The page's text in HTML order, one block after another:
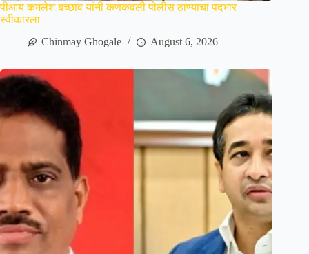
पीआय कमलेश बच्छाव यांनी कणकवली पोलीस ठाण्याचा पदभार
स्वीकारला
Chinmay Ghogale
August 6, 2026